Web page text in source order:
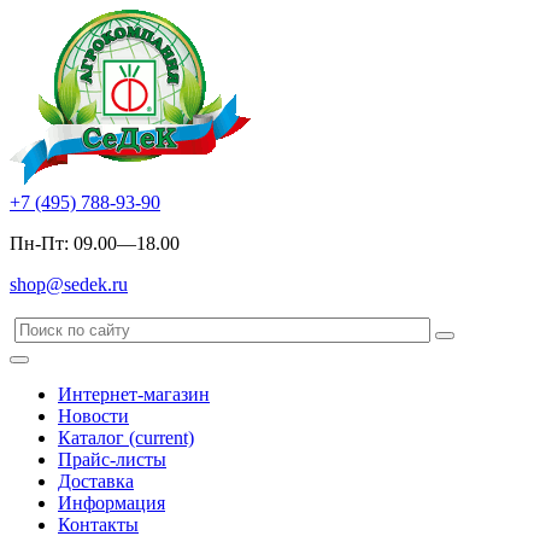
+7 (495) 788-93-90
Пн-Пт: 09.00—18.00
shop@sedek.ru
Интернет-магазин
Новости
Каталог (current)
Прайс-листы
Доставка
Информация
Контакты